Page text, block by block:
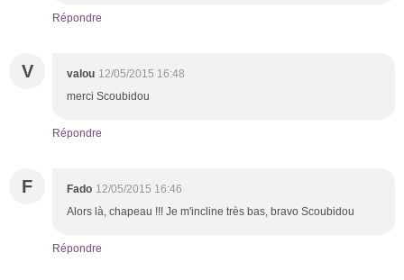
Répondre
V valou 12/05/2015 16:48
merci Scoubidou
Répondre
F Fado 12/05/2015 16:46
Alors là, chapeau !!! Je m'incline très bas, bravo Scoubidou
Répondre